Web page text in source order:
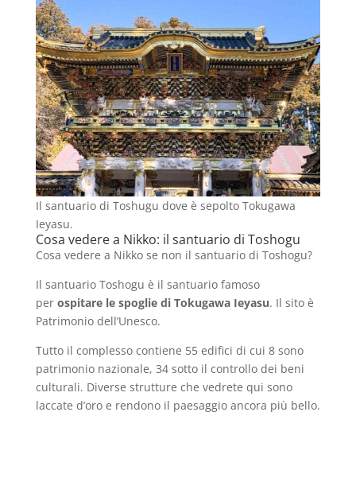
Il santuario di Toshugu dove è sepolto Tokugawa
Ieyasu.
Cosa vedere a Nikko: il santuario di Toshogu
Cosa vedere a Nikko se non il santuario di Toshogu?
Il santuario Toshogu è il santuario famoso
per ospitare le spoglie di Tokugawa Ieyasu. Il sito è
Patrimonio dell’Unesco.
Tutto il complesso contiene 55 edifici di cui 8 sono
patrimonio nazionale, 34 sotto il controllo dei beni
culturali. Diverse strutture che vedrete qui sono
laccate d’oro e rendono il paesaggio ancora più bello.